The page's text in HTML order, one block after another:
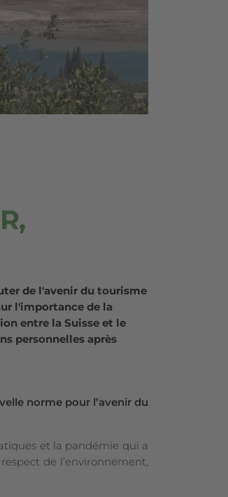
de l'avenir du tourisme
l'importance de la
entre la Suisse et le
personnelles après
norme pour l’avenir du
et la pandémie qui a
de l’environnement,